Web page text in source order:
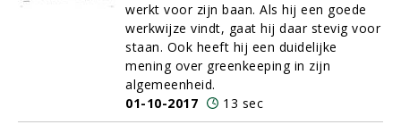
werkt voor zijn baan. Als hij een goede
werkwijze vindt, gaat hij daar stevig voor
staan. Ook heeft hij een duidelijke
mening over greenkeeping in zijn
algemeenheid.
01-10-2017
13 sec